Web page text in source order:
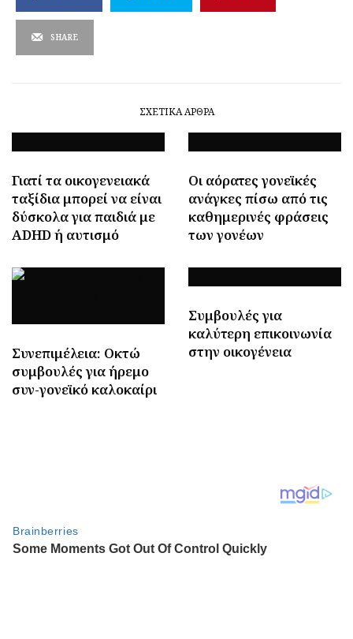
SHARE
ΣΧΕΤΙΚΆ ΆΡΘΡΑ
Γιατί τα οικογενειακά
ταξίδια μπορεί να είναι
δύσκολα για παιδιά με
ADHD ή αυτισμό
Οι αόρατες γονεϊκές
ανάγκες πίσω από τις
καθημερινές φράσεις
των γονέων
Συνεπιμέλεια: Οκτώ
συμβουλές για ήρεμο
συν-γονεϊκό καλοκαίρι
Συμβουλές για
καλύτερη επικοινωνία
στην οικογένεια